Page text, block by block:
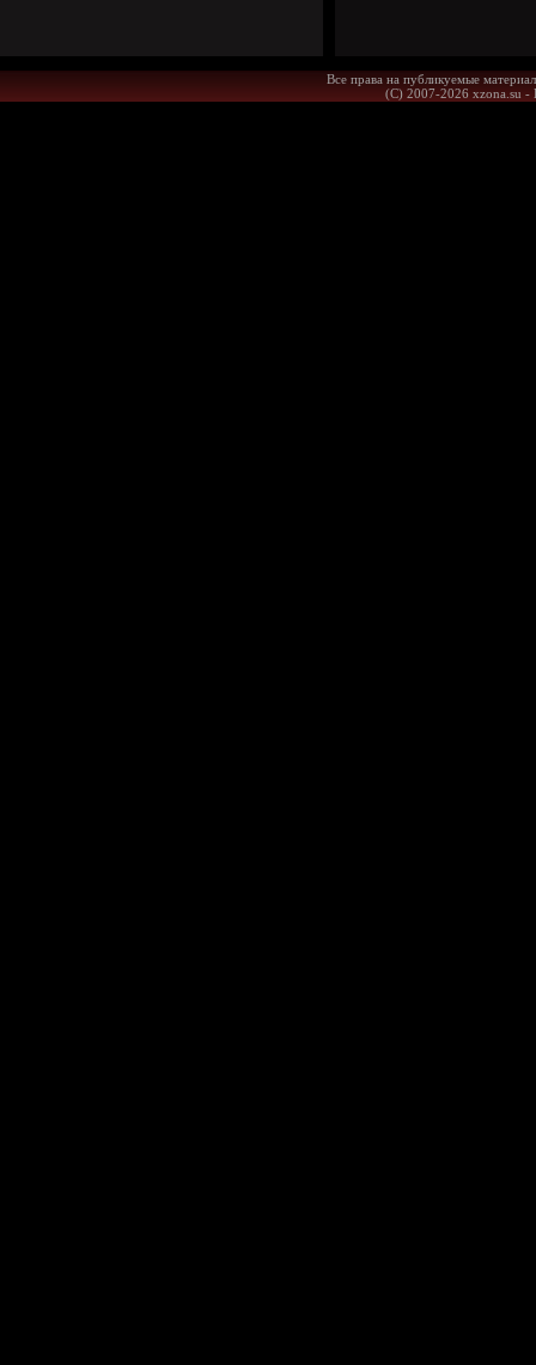
Все права на публикуемые
(С) 2007-2026 xzona.su -